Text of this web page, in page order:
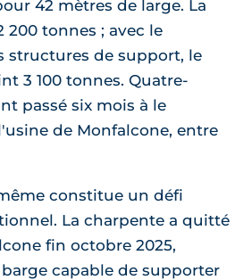
42 mètres de large. La
200 tonnes ; avec le
structures de support, le
3 100 tonnes. Quatre-
passé six mois à le
de Monfalcone, entre
constitue un défi
La charpente a quitté
fin octobre 2025,
capable de supporter